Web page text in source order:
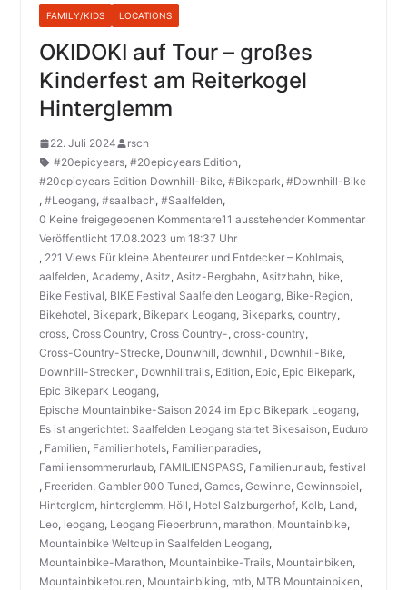
FAMILY/KIDS LOCATIONS
OKIDOKI auf Tour – großes
Kinderfest am Reiterkogel
Hinterglemm
22. Juli 2024
rsch
#20epicyears, #20epicyears Edition,
#20epicyears Edition Downhill-Bike, #Bikepark, #Downhill-Bike
, #Leogang, #saalbach, #Saalfelden,
0 Keine freigegebenen Kommentare11 ausstehender Kommentar
Veröffentlicht 17.08.2023 um 18:37 Uhr
, 221 Views Für kleine Abenteurer und Entdecker – Kohlmais,
aalfelden, Academy, Asitz, Asitz-Bergbahn, Asitzbahn, bike,
Bike Festival, BIKE Festival Saalfelden Leogang, Bike-Region,
Bikehotel, Bikepark, Bikepark Leogang, Bikeparks, country,
cross, Cross Country, Cross Country-, cross-country,
Cross-Country-Strecke, Dounwhill, downhill, Downhill-Bike,
Downhill-Strecken, Downhilltrails, Edition, Epic, Epic Bikepark,
Epic Bikepark Leogang,
Epische Mountainbike-Saison 2024 im Epic Bikepark Leogang,
Es ist angerichtet: Saalfelden Leogang startet Bikesaison, Euduro
, Familien, Familienhotels, Familienparadies,
Familiensommerurlaub, FAMILIENSPASS, Familienurlaub, festival
, Freeriden, Gambler 900 Tuned, Games, Gewinne, Gewinnspiel,
Hinterglem, hinterglemm, Höll, Hotel Salzburgerhof, Kolb, Land,
Leo, leogang, Leogang Fieberbrunn, marathon, Mountainbike,
Mountainbike Weltcup in Saalfelden Leogang,
Mountainbike-Marathon, Mountainbike-Trails, Mountainbiken,
Mountainbiketouren, Mountainbiking, mtb, MTB Mountainbiken,